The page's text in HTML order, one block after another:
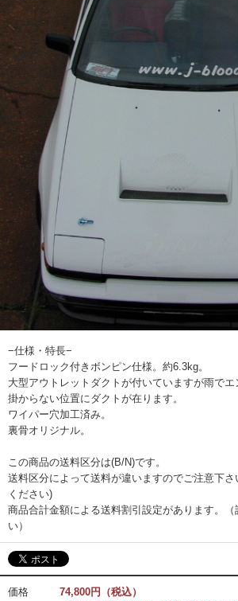
−仕様・特長−
フードロック付きボンピン仕様。約6.3kg。
大型アウトレットダクトが付いていますが雨で
掛からない位置にダクトが在ります。
ワイパー穴加工済み。
裏骨オリジナル。
この商品の送料区分は(B/N)です。
送料区分によって送料が違いますのでご注意下
ください)
商品合計金額による送料割引設定があります。（
い）
価格
74,800円（税込）